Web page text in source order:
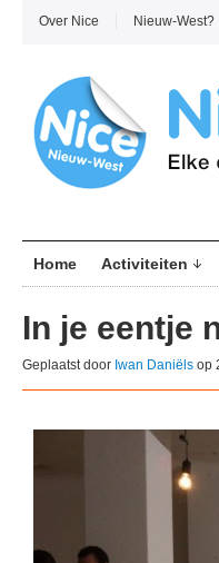
Over Nice Nieuw-West?
Home Activiteiten
In je eentje
Geplaatst door Iwan Daniëls op